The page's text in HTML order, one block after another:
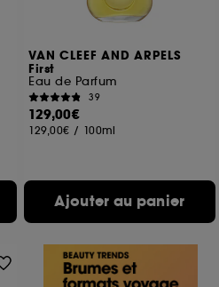
VAN CLEEF AND ARPELS
First
Eau de Parfum
39
129,00€
129,00€ / 100ml
Ajouter au panier